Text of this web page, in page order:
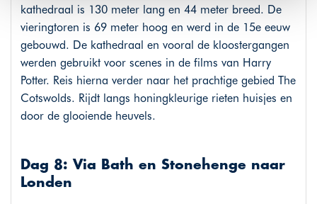
kathedraal is 130 meter lang en 44 meter breed. De
vieringtoren is 69 meter hoog en werd in de 15e eeuw
gebouwd. De kathedraal en vooral de kloostergangen
werden gebruikt voor scenes in de films van Harry
Potter. Reis hierna verder naar het prachtige gebied The
Cotswolds. Rijdt langs honingkleurige rieten huisjes en
door de glooiende heuvels.
Dag 8: Via Bath en Stonehenge naar
Londen